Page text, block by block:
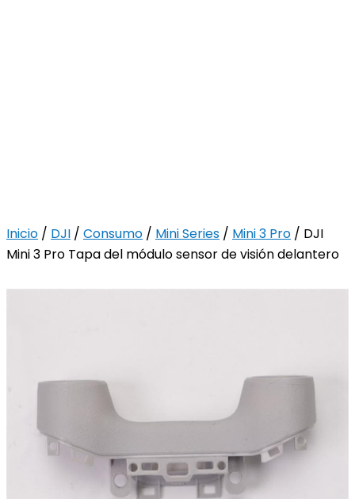
Inicio / DJI / Consumo / Mini Series / Mini 3 Pro / DJI
Mini 3 Pro Tapa del módulo sensor de visión delantero